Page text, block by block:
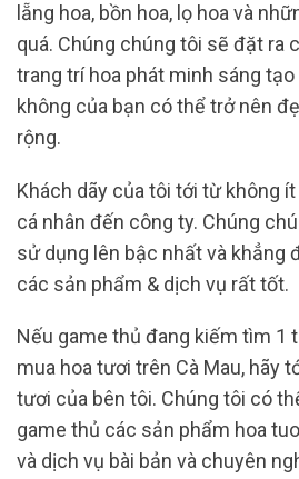
lẵng hoa, bồn hoa, lọ hoa và
quá. Chúng chúng tôi sẽ đặt ra
trang trí hoa phát minh sáng
không của bạn có thể trở nên
rộng.
Khách dãy của tôi tới từ không
cá nhân đến công ty. Chúng
sử dụng lên bậc nhất và khẳng
các sản phẩm & dịch vụ rất tốt.
Nếu game thủ đang kiếm tìm 1
mua hoa tươi trên Cà Mau, hãy
tươi của bên tôi. Chúng tôi có
game thủ các sản phẩm hoa
và dịch vụ bài bản và chuyên